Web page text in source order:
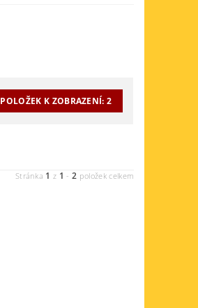
POLOŽEK K ZOBRAZENÍ:2
Stránka 1 z 1 -2 položek celkem